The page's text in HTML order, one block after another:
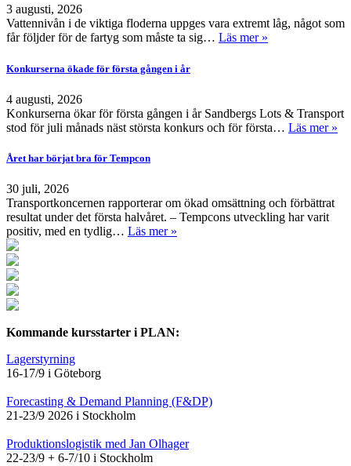
3 augusti, 2026
Vattennivån i de viktiga floderna uppges vara extremt låg, något som
får följder för de fartyg som måste ta sig… Läs mer »
Konkurserna ökade för första gången i år
4 augusti, 2026
Konkurserna ökar för första gången i år Sandbergs Lots & Transport
stod för juli månads näst största konkurs och för första… Läs mer »
Året har börjat bra för Tempcon
30 juli, 2026
Transportkoncernen rapporterar om ökad omsättning och förbättrat
resultat under det första halvåret. – Tempcons utveckling har varit
positiv, med en tydlig… Läs mer »
Kommande kursstarter i PLAN:
Lagerstyrning
16-17/9 i Göteborg
Forecasting & Demand Planning (F&DP)
21-23/9 2026 i Stockholm
Produktionslogistik med Jan Olhager
22-23/9 + 6-7/10 i Stockholm